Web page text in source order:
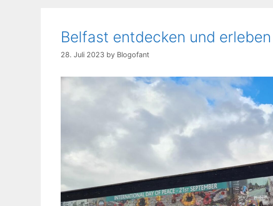
Belfast entdecken und erleben
28. Juli 2023 by Blogofant